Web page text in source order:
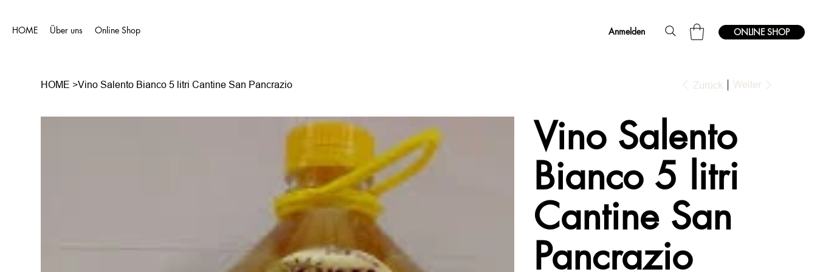
HOME Über uns Online Shop Anmelden ONLINE SHOP
HOME >Vino Salento Bianco 5 litri Cantine San Pancrazio Zurück Weiter
Vino Salento
Bianco 5 litri
Cantine San
Pancrazio